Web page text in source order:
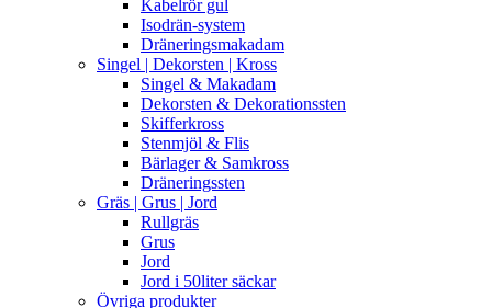
Kabelrör gul
Isodrän-system
Dräneringsmakadam
Singel | Dekorsten | Kross
Singel & Makadam
Dekorsten & Dekorationssten
Skifferkross
Stenmjöl & Flis
Bärlager & Samkross
Dräneringssten
Gräs | Grus | Jord
Rullgräs
Grus
Jord
Jord i 50liter säckar
Övriga produkter